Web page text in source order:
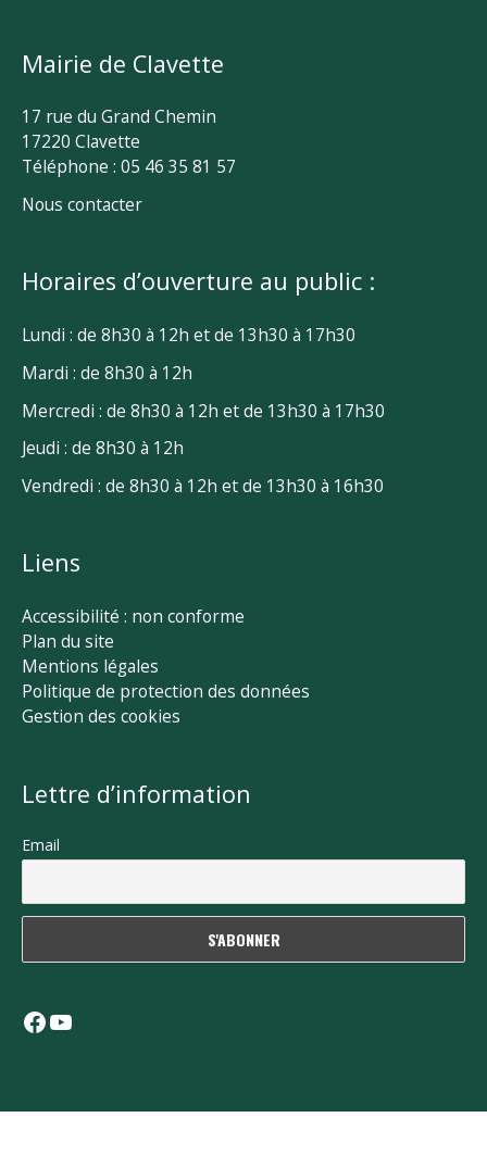
Mairie de Clavette
17 rue du Grand Chemin
17220 Clavette
Téléphone : 05 46 35 81 57
Nous contacter
Horaires d’ouverture au public :
Lundi : de 8h30 à 12h et de 13h30 à 17h30
Mardi : de 8h30 à 12h
Mercredi : de 8h30 à 12h et de 13h30 à 17h30
Jeudi : de 8h30 à 12h
Vendredi : de 8h30 à 12h et de 13h30 à 16h30
Liens
Accessibilité : non conforme
Plan du site
Mentions légales
Politique de protection des données
Gestion des cookies
Lettre d’information
Email
Facebook
YouTube